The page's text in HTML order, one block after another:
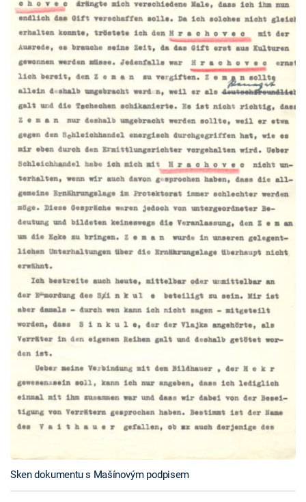
Sken dokumentu s Mašínovým podpisem